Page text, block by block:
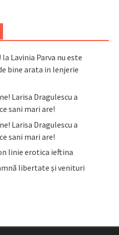
la Lavinia Parva nu este
bine arata in lenjerie
Larisa Dragulescu a
sani mari are!
Larisa Dragulescu a
sani mari are!
linie erotica ieftina
libertate și venituri